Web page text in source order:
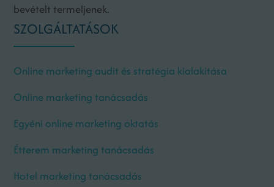
bevételt termeljenek.
SZOLGÁLTATÁSOK
Online marketing audit és stratégia kialakítása
Online marketing tanácsadás
Egyéni online marketing oktatás
Étterem marketing tanácsadás
Hotel marketing tanácsadás